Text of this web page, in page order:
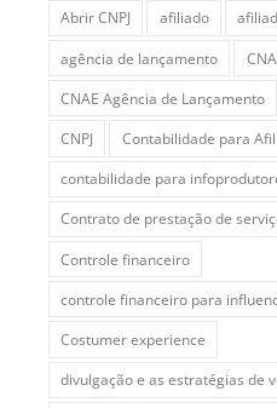
Abrir CNPJ afiliado
agência de lançamento
CNAE Agência de Lançamento
CNPJ
Contabilidade para
contabilidade para
Contrato de prestação de
Controle financeiro
controle financeiro para
Costumer experience
divulgação e as estratégias de